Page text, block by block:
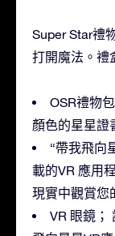
Super Star禮
打開魔法。禮
OSR禮物
顏色的星星證
“帶我飛向
載的VR 應用
現實中觀賞您
VR 眼鏡；